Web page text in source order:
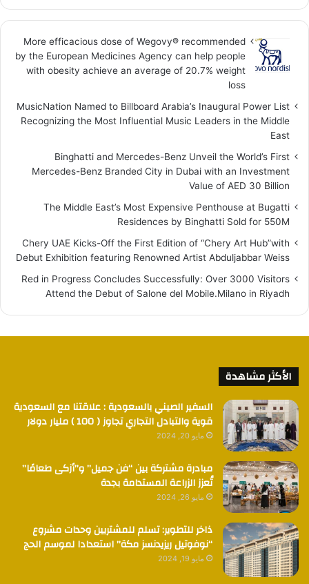
More efficacious dose of Wegovy®️ recommended
by the European Medicines Agency can help people
with obesity achieve an average of 20.7% weight
loss
MusicNation Named to Billboard Arabia’s Inaugural Power List
Recognizing the Most Influential Music Leaders in the Middle
East
Binghatti and Mercedes-Benz Unveil the World’s First
Mercedes-Benz Branded City in Dubai with an Investment
Value of AED 30 Billion
The Middle East’s Most Expensive Penthouse at Bugatti
Residences by Binghatti Sold for 550M
Chery UAE Kicks-Off the First Edition of “Chery Art Hub”with
Debut Exhibition featuring Renowned Artist Abduljabbar Weiss
Red in Progress Concludes Successfully: Over 3000 Visitors
Attend the Debut of Salone del Mobile.Milano in Riyadh
الأكثر مشاهدة
السفير الصيني بالسعودية : علاقتنا مع السعودية
قوية والتبادل التجاري تجاوز ( 100 ) مليار دولار
مايو 20, 2024
مبادرة مشتركة بين “فن جميل” و”أزكى طعامًا”
تُعزز الزراعة المستدامة بجدة
مايو 26, 2024
ذاخر للتطوير: تسلم للمشتريين وحدات مشروع
“نوفوتيل ريزيدنسز مكة” استعدادا لموسم الحج
مايو 19, 2024